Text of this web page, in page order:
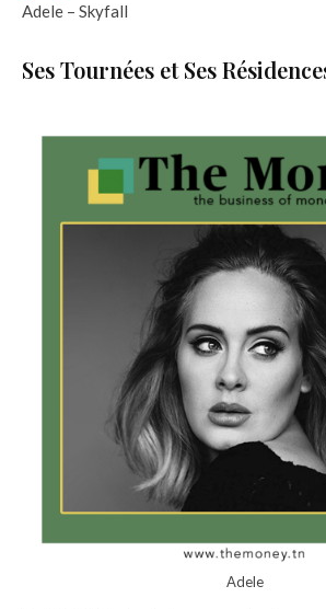
Adele – Skyfall
Ses Tournées et Ses
Adele